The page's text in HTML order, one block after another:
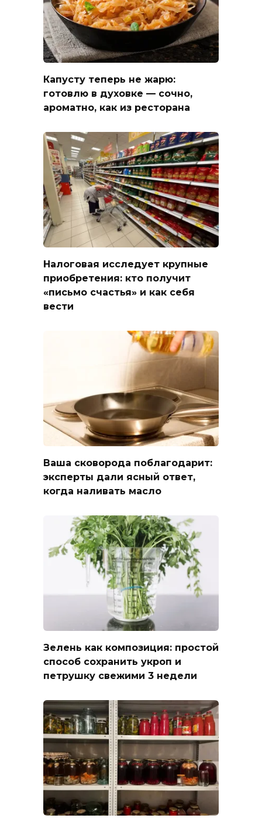
Капусту теперь не жарю:
готовлю в духовке — сочно,
ароматно, как из ресторана
Налоговая исследует крупные
приобретения: кто получит
«письмо счастья» и как себя
вести
Ваша сковорода поблагодарит:
эксперты дали ясный ответ,
когда наливать масло
Зелень как композиция: простой
способ сохранить укроп и
петрушку свежими 3 недели